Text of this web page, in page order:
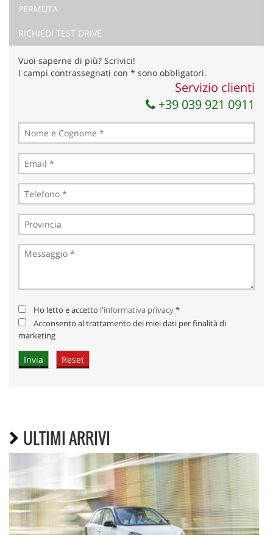
Ho letto e accetto
marketing
Invia la tua richiesta
PERMUTA
RICHIEDI TEST DRIVE
Vuoi saperne di più? Scrivici!
I campi contrassegnati con * sono obbligatori.
Servizio clienti
+39 039 921 0911
Ho letto e accetto l'informativa privacy*
Acconsento al trattamento dei miei dati per finalità di
marketing
ULTIMI ARRIVI